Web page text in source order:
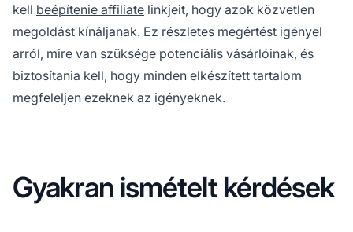
kell beépítenie affiliate linkjeit, hogy azok közvetlen
megoldást kínáljanak. Ez részletes megértést igényel
arról, mire van szüksége potenciális vásárlóinak, és
biztosítania kell, hogy minden elkészített tartalom
megfeleljen ezeknek az igényeknek.
Gyakran ismételt kérdések